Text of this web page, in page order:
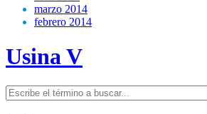
marzo 2014
febrero 2014
Usina V